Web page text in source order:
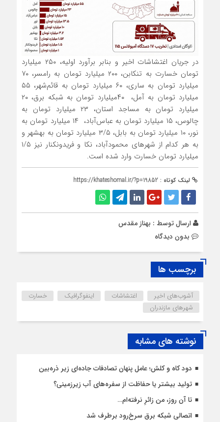
در جریان اغتشاشات اخیر و بنابر برآورد اولیه، ۲۵۰ میلیارد
تومان خسارت به تنکابن، ۲۰۰ میلیارد تومان به رامسر، ۷۰
میلیارد تومان به ساری، ۶۰ میلیارد تومان به قائم‌شهر، ۵۵
میلیارد تومان به آمل، ۴۰میلیارد تومان به شبکه برق، ۲۰
میلیارد تومان به مساجد استان، ۲۳ میلیارد تومان به
چالوس، ۱۵ میلیارد تومان به عباس‌آباد، ۱۴ میلیارد تومان به
نور، ۱۰ میلیارد تومان به بابل، ۳/۵ میلیارد تومان به بهشهر و
به هر کدام از شهرهای محمودآباد، نکا و فریدونکنار نیز ۱/۵
میلیارد تومان خسارت وارد شده است.
لینک کوتاه : https://khateshomal.ir/?p=19852
ارسال توسط : بهناز مقدس
بدون دیدگاه
برچسب ها
آشوب‌های اخیر اغتشاشات اینفوگرافیک
خسارت
شهرهای مازندران
نوشته های مشابه
دود کاه و کلش؛ عامل پنهان تصادفات جاده‌ای زیر ذره‌بین
تولید بیشتر یا حفاظت از سفره‌های آب زیرزمینی؟
تا آن روز، من زائرِ نرفته‌ام…
اتصالی شبکه برق سرخ‌رود برطرف شد